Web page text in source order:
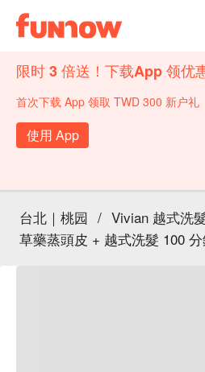
限时 3 倍送！下载App 领优
首次下载 App 领取 TWD 300 新户礼
使用 App
台北｜桃园 / Vivian 越式洗
草藥蒸頭皮 + 越式洗髮 100